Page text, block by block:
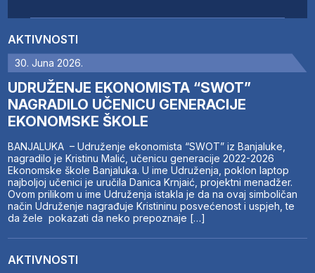
AKTIVNOSTI
30. Juna 2026.
UDRUŽENJE EKONOMISTA “SWOT”
NAGRADILO UČENICU GENERACIJE
EKONOMSKE ŠKOLE
BANJALUKA – Udruženje ekonomista “SWOT” iz Banjaluke,
nagradilo je Kristinu Malić, učenicu generacije 2022-2026
Ekonomske škole Banjaluka. U ime Udruženja, poklon laptop
najboljoj učenici je uručila Danica Krnjaić, projektni menadžer.
Ovom prilikom u ime Udruženja istakla je da na ovaj simboličan
način Udruženje nagrađuje Kristininu posvećenost i uspjeh, te
da žele pokazati da neko prepoznaje […]
AKTIVNOSTI